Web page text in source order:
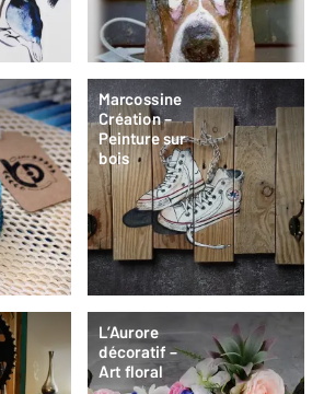
Marcossine
Création –
Peinture sur
bois
L’Aurore
décoratif –
Art floral